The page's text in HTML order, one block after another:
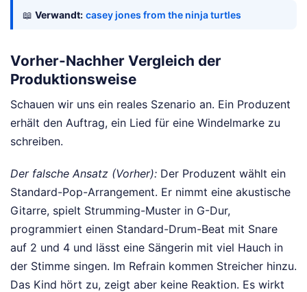
📖 Verwandt: casey jones from the ninja turtles
Vorher-Nachher Vergleich der
Produktionsweise
Schauen wir uns ein reales Szenario an. Ein Produzent
erhält den Auftrag, ein Lied für eine Windelmarke zu
schreiben.
Der falsche Ansatz (Vorher): Der Produzent wählt ein
Standard-Pop-Arrangement. Er nimmt eine akustische
Gitarre, spielt Strumming-Muster in G-Dur,
programmiert einen Standard-Drum-Beat mit Snare
auf 2 und 4 und lässt eine Sängerin mit viel Hauch in
der Stimme singen. Im Refrain kommen Streicher hinzu.
Das Kind hört zu, zeigt aber keine Reaktion. Es wirkt